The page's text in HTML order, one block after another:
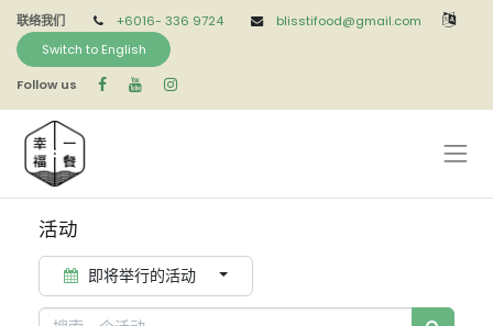
联络我们 +6016-336 9724
blisstifood@gmail.com
Switch to English
Follow us
活动
即将举行的活动